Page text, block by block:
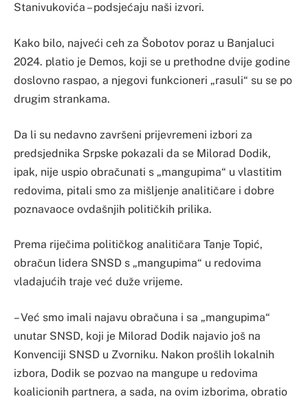
Stanivukovića – podsjećaju naši izvori.
Kako bilo, najveći ceh za Šobotov poraz u Banjaluci
2024. platio je Demos, koji se u prethodne dvije godine
doslovno raspao, a njegovi funkcioneri „rasuli“ su se po
drugim strankama.
Da li su nedavno završeni prijevremeni izbori za
predsjednika Srpske pokazali da se Milorad Dodik,
ipak, nije uspio obračunati s „mangupima“ u vlastitim
redovima, pitali smo za mišljenje analitičare i dobre
poznavaoce ovdašnjih političkih prilika.
Prema riječima političkog analitičara Tanje Topić,
obračun lidera SNSD s „mangupima“ u redovima
vladajućih traje već duže vrijeme.
– Već smo imali najavu obračuna i sa „mangupima“
unutar SNSD, koji je Milorad Dodik najavio još na
Konvenciji SNSD u Zvorniku. Nakon prošlih lokalnih
izbora, Dodik se pozvao na mangupe u redovima
koalicionih partnera, a sada, na ovim izborima, obratio